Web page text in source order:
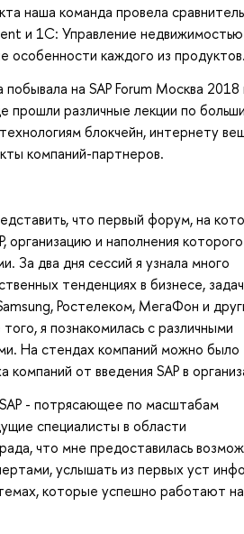
наша команда провела
и 1С: Управление
особенности каждого из продуктов.
на SAP Forum Москва 2018
прошли различные лекции по
блокчейн, интернету
компаний-партнеров.
что первый форум, на
организацию и наполнения
За два дня сессий я узнала много
тенденциях в бизнесе,
Ростелеком, МегаФон и
я познакомилась с различными
На стендах компаний можно было
компаний от введения SAP в
- потрясающее по масштабам
специалисты в области
что мне предоставилась
услышать из первых уст
которые успешно работают на